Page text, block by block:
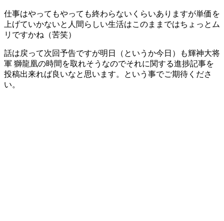
仕事はやってもやっても終わらないくらいありますが単価を
上げていかないと人間らしい生活はこのままではちょっとム
リですかね（苦笑）
話は戻って次回予告ですが明日（というか今日）も輝神大将
軍 獅龍凰の時間を取れそうなのでそれに関する進捗記事を
投稿出来れば良いなと思います。という事でご期待くださ
い。